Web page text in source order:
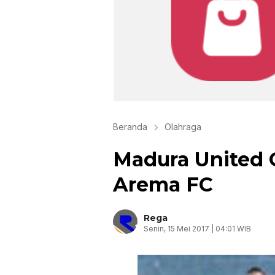
Beranda Olahraga
Madura United
Arema FC
Rega
Senin, 15 Mei 2017 | 04:01 WIB